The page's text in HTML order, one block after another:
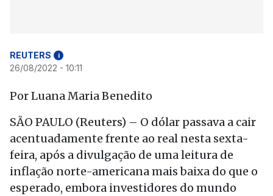
REUTERS i
26/08/2022 - 10:11
Por Luana Maria Benedito
SÃO PAULO (Reuters) – O dólar passava a cair
acentuadamente frente ao real nesta sexta-
feira, após a divulgação de uma leitura de
inflação norte-americana mais baixa do que o
esperado, embora investidores do mundo